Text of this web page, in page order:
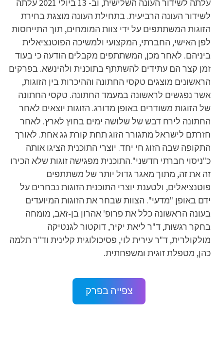
עלתה לשידור העונה השלישית, וב- 13 ביולי 2021 עלתה
לשידור העונה הרביעית. בתחילת העונה מוצגת בחירת
הזוגות המשתתפים על ידי צוות המומחים, תוך התייחסות
לפן האישי, החברתי, המקצועי ולמשיכה הפוטנציאלית
ביניהם. לאחר מכן, המשתתפים מקבלים הודעה כי בעוד
זמן קצר הם עתידים להשתתף בתוכנית ולהינשא. בפרקים
הראשונים מוצגים טקסי החתונה וההיכרות בין הזוגות,
אשר נפגשים לראשונה במעמד החתונה. טקסי החתונה
של הזוגות משודרים באופן מדורג. הזוגות יוצאים לאחר
החתונה לירח דבש של שלושה ימים בחוץ לארץ. לאחר
חזרתם לישראל מתגורר הזוג תחת קורת גג אחת. לאורך
התקופה שבה הזוג חי יחד. יוצרי התוכנית הציגו אותה
כ"ניסוי חברתי חדשני".התוכנית מפגישה זוגות שלא הכירו
זה את זה, מתוך מאגר גדול יותר של משתתפים
פוטנציאלים, ולטענת יוצרי התוכנית הזוגות נבחרים על
ידם באופן "מדעי". הצוות שבחר את הזוגות המיועדים
בעונה הראשונה כלל את פרופ' אהרון בן-זאב, מומחה
בחקר רגשות, ד"ר ליאת יקיר, דוקטור לגנטיקה
מולקולרית, ד"ר עירית לוי, פסיכולוגית קלינית וד"ר תלמה
כהן, מטפלת זוגית ומשפחתית.
צפייה בפרק